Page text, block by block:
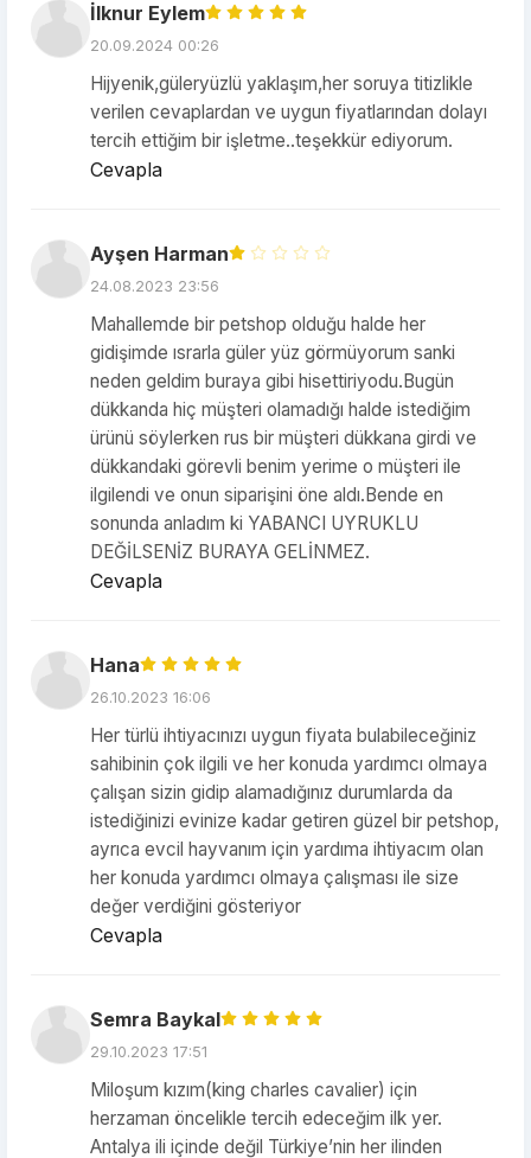
İlknur Eylem
20.09.2024 00:26
Hijyenik,güleryüzlü yaklaşım,her soruya titizlikle
verilen cevaplardan ve uygun fiyatlarından dolayı
tercih ettiğim bir işletme..teşekkür ediyorum.
Cevapla
Ayşen Harman
24.08.2023 23:56
Mahallemde bir petshop olduğu halde her
gidişimde ısrarla güler yüz görmüyorum sanki
neden geldim buraya gibi hisettiriyodu.Bugün
dükkanda hiç müşteri olamadığı halde istediğim
ürünü söylerken rus bir müşteri dükkana girdi ve
dükkandaki görevli benim yerime o müşteri ile
ilgilendi ve onun siparişini öne aldı.Bende en
sonunda anladım ki YABANCI UYRUKLU
DEĞİLSENİZ BURAYA GELİNMEZ.
Cevapla
Hana
26.10.2023 16:06
Her türlü ihtiyacınızı uygun fiyata bulabileceğiniz
sahibinin çok ilgili ve her konuda yardımcı olmaya
çalışan sizin gidip alamadığınız durumlarda da
istediğinizi evinize kadar getiren güzel bir petshop,
ayrıca evcil hayvanım için yardıma ihtiyacım olan
her konuda yardımcı olmaya çalışması ile size
değer verdiğini gösteriyor
Cevapla
Semra Baykal
29.10.2023 17:51
Miloşum kızım(king charles cavalier) için
herzaman öncelikle tercih edeceğim ilk yer.
Antalya ili içinde değil Türkiye’nin her ilinden